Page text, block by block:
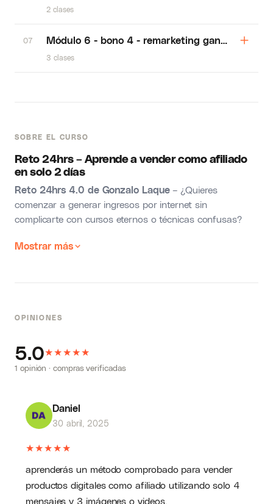
SOBRE EL CURSO
Reto 24hrs – Aprende a vender como afiliado
en solo 2 días
Reto 24hrs 4.0 de Gonzalo Laque– ¿Quieres
comenzar a generar ingresos por internet sin
complicarte con cursos eternos o técnicas confusas?
Mostrar más
2 clases
07 Módulo 6 - bono 4 - remarketing ganador
3 clases
OPINIONES
5.0★★★★★
1 opinión · compras verificadas
Daniel
30 abril, 2025
★★★★★
aprenderás un método comprobado para vender
productos digitales como afiliado utilizando solo 4
mensajes y 3 imágenes o videos.